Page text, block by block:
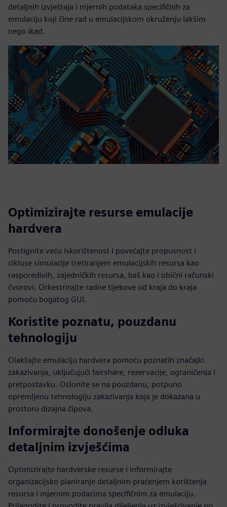
detaljnih izvještaja i mjernih podataka specifičnih za
emulaciju koji čine rad u emulacijskom okruženju lakšim
nego ikad.
Optimizirajte resurse emulacije
hardvera
Postignite veću iskorištenost i povećajte propusnost i
cikluse simulacije tretiranjem emulacijskih resursa kao
rasporedivih, zajedničkih resursa, baš kao i obični računski
čvorovi. Orkestrirajte radne tijekove od kraja do kraja
pomoću bogatog GUI.
Koristite poznatu, pouzdanu
tehnologiju
Olakšajte emulaciju hardvera pomoću poznatih značajki
zakazivanja, uključujući fairshare, rezervacije, ograničenja i
pretpostavku. Oslonite se na pouzdanu, potpuno
opremljenu tehnologiju zakazivanja koja je dokazana u
prostoru dizajna čipova.
Informirajte donošenje odluka
detaljnim izvješćima
Optimizirajte hardverske resurse i informirajte
organizacijsko planiranje detaljnim praćenjem korištenja
resursa i mjernim podacima specifičnim za emulaciju.